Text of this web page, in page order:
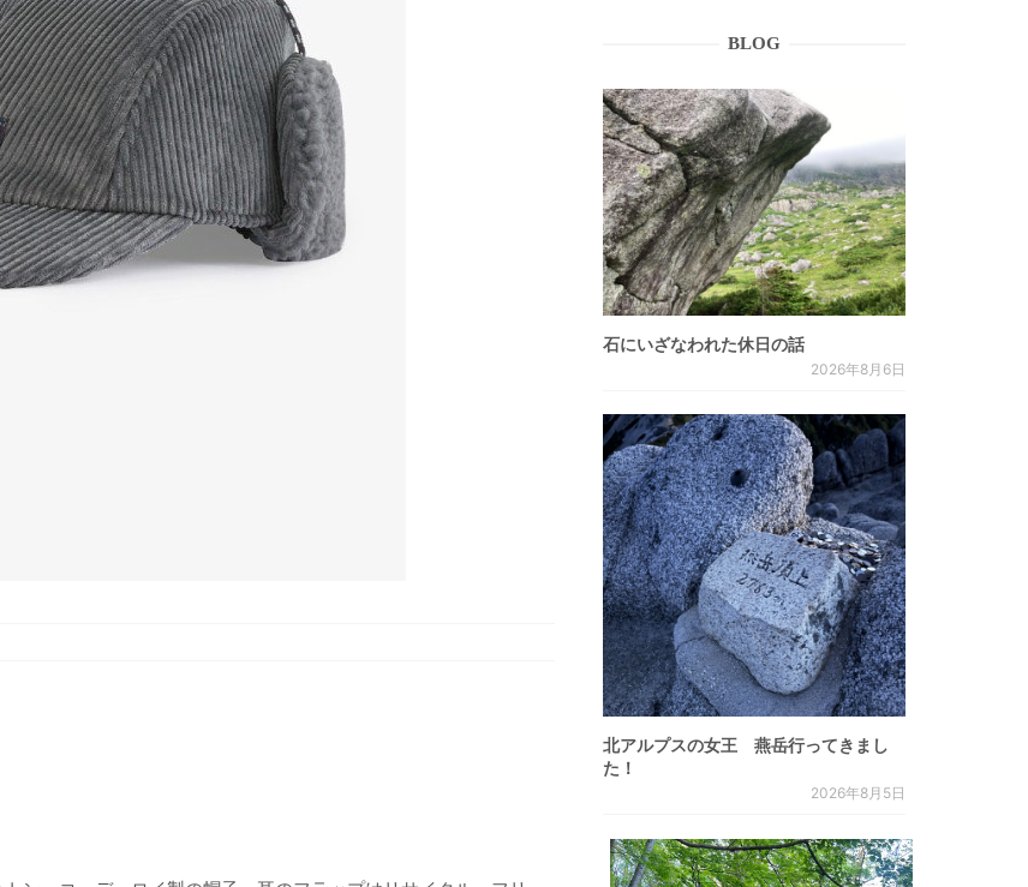
BLOG
石にいざなわれた休日の話
2026年8月6日
北アルプスの女王 燕岳行ってきまし
た！
2026年8月5日